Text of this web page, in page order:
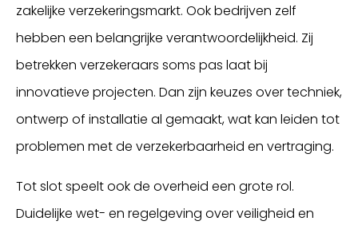
zakelijke verzekeringsmarkt. Ook bedrijven zelf
hebben een belangrijke verantwoordelijkheid. Zij
betrekken verzekeraars soms pas laat bij
innovatieve projecten. Dan zijn keuzes over techniek,
ontwerp of installatie al gemaakt, wat kan leiden tot
problemen met de verzekerbaarheid en vertraging.
Tot slot speelt ook de overheid een grote rol.
Duidelijke wet- en regelgeving over veiligheid en